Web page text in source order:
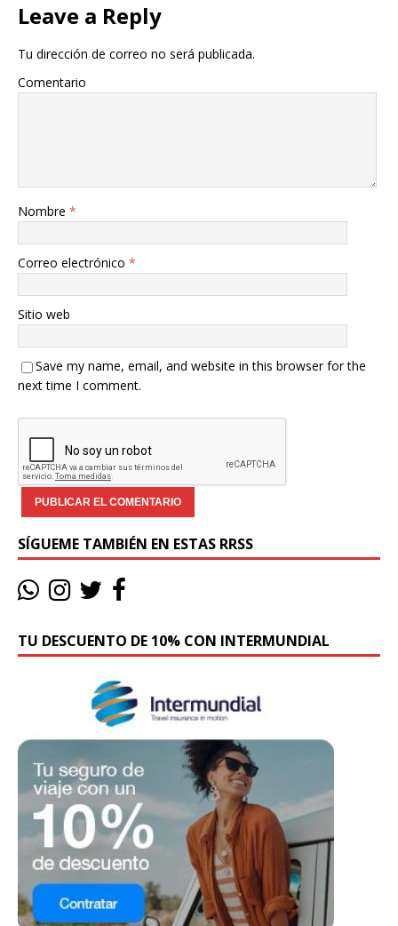
Leave a Reply
Tu dirección de correo no será publicada.
Comentario
Nombre *
Correo electrónico *
Sitio web
Save my name, email, and website in this browser for the
next time I comment.
SÍGUEME TAMBIÉN EN ESTAS RRSS
TU DESCUENTO DE 10% CON INTERMUNDIAL